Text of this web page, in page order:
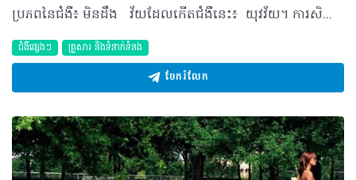
ប្រភពនៃជំងឺ៖ មិនដឹង វ័យដែលកើតជំងឺនេះ៖ យុវវ័យ។ ការសិក្សាថ្មីៗនេះបានបង្ហាញថាជំងឺនេះអាចប៉ះពាល់មនុស្សដល់អាយុ២៥ឆ្នាំ។ កត្តាហានិភ័យ៖ អាយុគឺជា កត្តាហានិភ័យដ៏ចម្បងមួយ។ កត្តាផ្សេងៗទៀតមានដូចជា៖ · ការសិក្សាក្នុងថ្នាក់តែមួយដែលមានប្រុស និងស្រីរួមគ្នា · ទូរស័ព្ទដៃ · ភាពយន្ត · អ៊ីនធើណែត រោគសាស្ត្រ៖ ធ្វើឲ្យប្រព័ន្ធសរីរាង្គជាច្រើនមានបញ្ហា។ លក្ខណៈគ្លីនិក៖ រោគសញ្ញា 1. លក្ខណៈទូទៅដែលច្រើនកើតមានលើជំងឺនេះ គឺការឈឺចាប់នៅក្នុងបេះដូងដែលជារឿយៗត្រូវបានពណ៌នាដោយអ្នកជំងឺថាជាការឈឺចាប់តែ ធ្វើឲ្យមានអារម្មណ៍ល្អ (Sweet Pain)។ 2. ការបាត់បង់ចំណង់អាហារ 3. ភាពមិនងងុយគេង 4. យល់សប្តិទាំងថ្ងៃ 5. បាត់បង់ចំណូលចិត្តក្នុងការងារ។ អ្នកជំងឺអាចមានគ្រោះថ្នាក់ក្នុងការវិវឌ្ឍទៅជាករីនិពន្ធ។ សញ្ញាដែលគ្រូពេទ្យរកឃើញ៖ 1. ប្រស្រីភ្នែករីកធំ (ពេលស្វែងរកអ្នកជាទីស្រឡាញ់របស់ពួកគេ) 2. ឡើងក្រហមនៅលើថ្ពាល់ទាំងសងខាង (ជាទូទៅ ច្រើនកើតមានចំពោះស្រ្តី) 3. ពេលស្ដាប់បេះដូង ៖ សម្លេងទីមួយនៃបេះដូងលឺ LOVE ជំនួសឲ្យការលឺ LUB 4. ញញឹមដាក់ខ្លួនឯង/ញញឹមម្នាក់ឯង។ ការបង្កជំងឺ និងសញ្ញាគ្លីនិក៖ ជំងឺមានការប្រែប្រួលបន្តិចម្ដងៗក្នុងដំណាក់កាលចាប់ផ្តើមដំបូង។ អ្នកជំងឺមានរោគសញ្ញាមិនច្បាស់លាស់ដូចជាការបាត់បង់ចំណង់អាហារ លែងងងុយគេងជាដើម។ ក្រោយមកទៀត មានការវិវឌ្ឍជាបញ្ហាទៅលើប្រព័ន្ធសរីរាង្គជាច្រើនបានកើតឡើងជាមួយនឹងរោគសញ្ញាផ្សេងៗគ្នា។ រោគសញ្ញាមានសភាពកាន់តែអាក្រក់នៅពេលដែលអ្នកជំងឺបានឃើញអ្នកជាទីស្រឡាញ់របស់ពួកគេ។ ការមើលឃើញនៃសេចក្ដីស្រឡាញ់របស់អ្នកជំងឺធ្វើឲ្យមានការកន្ត្រាក់នៃ Radial fibers នៃសាច់ដុំ Iris ដែលនាំឲ្យមានការរីកនៃប្រស្រីភ្នែក។ ភ្នែករបស់អ្នកជំងឺបើកធំៗ ហើយមិនព្រិចភ្នែកទេ។ សាច់ដុំ Zygomaticus major កន្ត្រាក់ដោយស្វ័យប្រវត្តិធ្វើឲ្យអ្នកជំងឺញញឹមដោយមិនដឹងខ្លួន។ នៅពេលដែលអ្នកជំងឺចូលទៅជិតអ្នកជាទីស្រឡាញ់របស់ពួកគេ Action Potential ត្រូវបានបង្កើតឡើងក្នុងចង្វាក់មួយដែលមិនទៀងទាត់នៅក្នុង បេះដូង ហើយបាត់បង់ចង្វាក់បេះដូងធម្មតា។ ការពិនិត្យមើលតាមមីក្រូទស្សន៍ទៅលើសាច់ដុំបេះដូងបានបង្ហាញថាមានវត្តមាននៃជាលិកា Pacemaker មិនប្រក្រតីនៅកន្លែងមួយដែលគេហៅថា Romantic Spots ដែលវាទទួលខុសត្រូវចំពោះការបាត់បង់ចង្វាក់បេះដូង។ អ្នកជំងឺមានអារម្មណ៍តប់ប្រមល់ ហើយក្រោយមកមានការឈឺចាប់ក្នុងបេះដូង។ វាគឺជាលក្ខណៈនៃការឈឺចាប់មួយប្រភេទដែលអ្នកជំងឺចង់បាន កាន់តែច្រើនឡើងៗ។ នៅដំណាក់កាលធ្ងន់ធ្ងរ វាអាចប៉ះពាល់ដល់ខួរក្បាល។ ប្រសិនបើអ្នកមិនត្រូវបានព្យាបាលត្រឹមត្រូវនោះទេស្ថានភាពអាច នឹងកាន់តែអាក្រក់។ ការព្យាបាល៖ ការព្យាបាលដោយការរៀបអាពាហ៍ពិពាហ៍ (Marriage Therapy) គឺអាចមានប្រសិទ្ធភាពជាសះស្បើយរហូតដល់ ១០០%។ ជាទូទៅ វាមានប្រសិទ្ធភាពតែចំពោះអ្នកជំងឺដែលមានអាយុចាប់ពី២២ឆ្នាំឡើងទៅ។ ប្រសិនបើព្យាបាលមុនអាយុនេះ វាអាចមានផលប៉ះពាល់ជាច្រើន។ វិធានការក្នុងការបង្ការជំងឺ៖ ការខិតខំប្រឹងប្រែងជាច្រើនត្រូវបានធ្វើឡើង ដើម្បីទប់ស្កាត់ជំងឺនេះ។ អង្គការស្នេហាពិភពលោក (The World Love Organization ឬWLO) គណៈកម្មាធិការអ្នកជំនាញបានប្រកាសថាជំងឺនេះមិនអាចចៀសវាងបានទេក្នុងក្រុមអាយុដែលបានរៀបរាប់ខាងលើ ហើយការបង្ការ គឺមិនអាចធ្វើទៅរួចនោះទេ។ ការព្យាយាមរារាំងភាពធម្មតានៃជំងឺនេះអាចធ្វើឲ្យសភាពជំងឺកាន់តែធ្ងន់ធ្ងរឡើង។ ដូច្នេះវិធានការក្នុងការជួយអន្តរាគមន៍ក្នុងជំងឺនេះត្រូវបានហាមឃាត់យ៉ាងដាច់ខាត។ ©2017 រក្សាសិទ្ធិគ្រប់យ៉ាង​ដោយ Health Time Corporation ចំពោះគ្រប់អត្ថបទដោយគ្មានផ្នែកណាមួយត្រូវបោះពុម្ពផ្សាយចូល ប្រព័ន្ធអ៊ីនធឺណែតឧបករណ៍អេឡិចត្រូនិកអាត់ជាសំឡេងឬថតចំលងគ្រប់រូបភាពដោយគ្មានការអនុញ្ញាតឡើយ។
ជំងឺផ្សេងៗ គ្រួសារ​ និងទំនាក់ទំនង
ចែករំលែក